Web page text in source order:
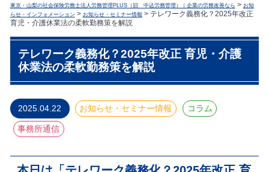
東京・山梨の社会保険労務士法人労務管理PLUS（旧 中込労務管理）｜企業の労務改善なら > お知
らせ・インフォメーション > お知らせ・セミナー情報 > テレワーク義務化？2025年改正
育児・介護休業法の柔軟勤務策を解説
テレワーク義務化？2025年改正 育児・介護
休業法の柔軟勤務策を解説
2025.04.22 お知らせ・セミナー情報 コラム
事務所通信